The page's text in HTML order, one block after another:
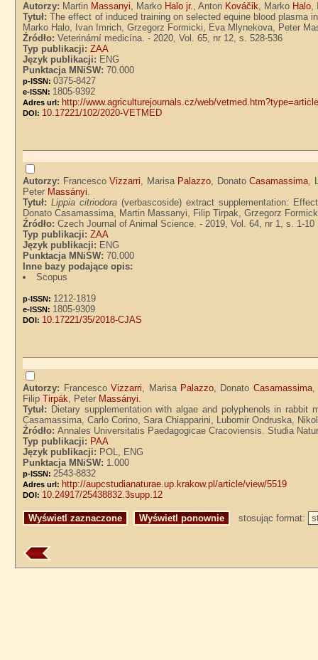
Autorzy: Martin Massanyi, Marko Halo jr., Anton Kováčik, Marko Halo,
Tytuł:The effect of induced training on selected equine blood plasma
Marko Halo, Ivan Imrich, Grzegorz Formicki, Eva Mlynekova, Peter
Źródło:Veterinární medicína. - 2020, Vol. 65, nr 12, s. 528-536
Typ publikacji:ZAA
Język publikacji: ENG
Punktacja MNiSW:70.000
p-ISSN:0375-8427
e-ISSN: 1805-9392
Adres url: http://www.agriculturejournals.cz/web/
DOI: 10.17221/102/2020-VETMED
Autorzy: FrancescoVizzarri, Marisa Palazzo, DonatoCasamassima,
Peter Massányi.
Tytuł:Lippia citriodora (verbascoside) extract supplementation:
Donato Casamassima, Martin Massanyi, Filip Tirpak, Grzegorz
Źródło:Czech Journal of Animal Science. - 2019, Vol. 64, nr 1, s. 1-10
Typ publikacji:ZAA
Język publikacji: ENG
Punktacja MNiSW:70.000
Inne bazy podające opis:
Scopus
p-ISSN: 1212-1819
e-ISSN: 1805-9309
DOI: 10.17221/35/2018-CJAS
Autorzy: FrancescoVizzarri, Marisa Palazzo, Donato Casamassima,
FilipTirpák, Peter Massányi.
Tytuł: Dietary supplementation with algae and polyphenols in
Casamassima, Carlo Corino, Sara Chiapparini, Lubomir Ondruska,
Źródło:Annales Universitatis Paedagogicae Cracoviensis. Studia
Typ publikacji: PAA
Język publikacji: POL, ENG
Punktacja MNiSW: 1.000
p-ISSN: 2543-8832
Adres url: http://aupcstudianaturae.up.krakow.pl/article/view/5519
DOI: 10.24917/25438832.3supp.12
stosując format: